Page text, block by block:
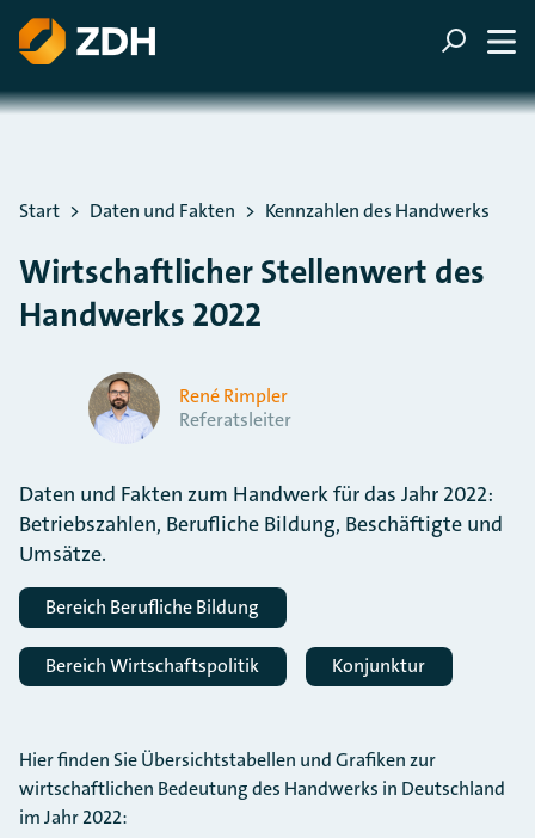
ZUM HAUPTINHALT SPRINGEN
ZUR SUCHE SPRINGEN
Sie befinden sich hier:
Start Daten und Fakten Kennzahlen des Handwerks
Wirtschaftlicher Stellenwert des
Handwerks 2022
René Rimpler
Referatsleiter
Daten und Fakten zum Handwerk für das Jahr 2022:
Betriebszahlen, Berufliche Bildung, Beschäftigte und
Umsätze.
Bereich Berufliche Bildung
Bereich Wirtschaftspolitik Konjunktur
Hier finden Sie Übersichtstabellen und Grafiken zur
wirtschaftlichen Bedeutung des Handwerks in Deutschland
im Jahr 2022: